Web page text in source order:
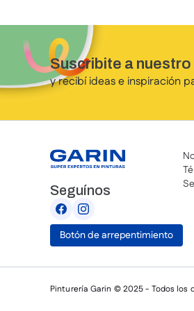
Suscribite a
y recibí ideas e inspiración
Seguínos
Botón de arrepentimiento
Pinturería Garin © 2025 - Todos los